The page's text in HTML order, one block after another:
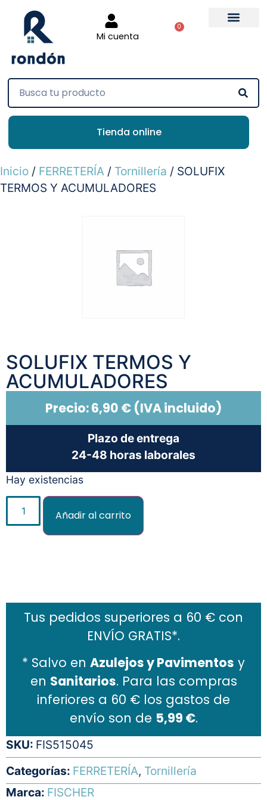
Mi cuenta
0
Tienda online
Inicio / FERRETERÍA / Tornillería / SOLUFIX
TERMOS Y ACUMULADORES
SOLUFIX TERMOS Y
ACUMULADORES
Precio:6,90 € (IVA incluido)
Plazo de entrega
24-48 horas laborales
Hay existencias
Añadir al carrito
Tus pedidos superiores a 60 € con
ENVÍO GRATIS*.
* Salvo en Azulejos y Pavimentos y
en Sanitarios. Para las compras
inferiores a 60 € los gastos de
envío son de 5,99 €.
SKU: FIS515045
Categorías: FERRETERÍA, Tornillería
Marca: FISCHER